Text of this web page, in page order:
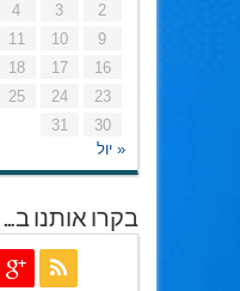
2
3
4
9
10
11
16
17
18
23
24
25
30
31
« יול
בקרו אותנו ב…